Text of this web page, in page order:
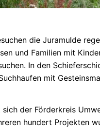
die Juramulde
und Familien mit
In den
mit
der Förderkreis
hundert Projekten